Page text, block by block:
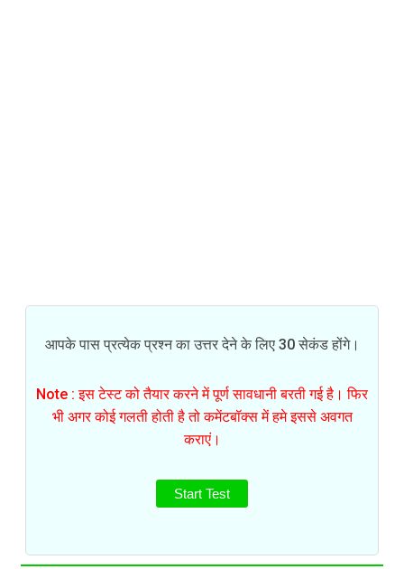
आपके पास प्रत्येक प्रश्न का उत्तर देने के लिए 30 सेकंड होंगे।
Note : इस टेस्ट को तैयार करने में पूर्ण सावधानी बरती गई है। फिर
भी अगर कोई गलती होती है तो कमेंटबॉक्स में हमे इससे अवगत
कराएं।
Start Test